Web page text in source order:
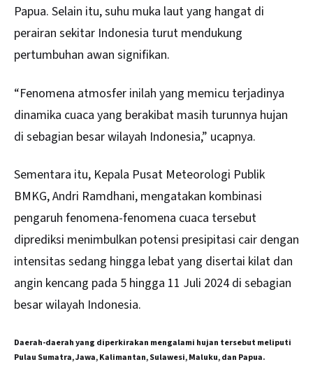
Papua. Selain itu, suhu muka laut yang hangat di
perairan sekitar Indonesia turut mendukung
pertumbuhan awan signifikan.
“Fenomena atmosfer inilah yang memicu terjadinya
dinamika cuaca yang berakibat masih turunnya hujan
di sebagian besar wilayah Indonesia,” ucapnya.
Sementara itu, Kepala Pusat Meteorologi Publik
BMKG, Andri Ramdhani, mengatakan kombinasi
pengaruh fenomena-fenomena cuaca tersebut
diprediksi menimbulkan potensi presipitasi cair dengan
intensitas sedang hingga lebat yang disertai kilat dan
angin kencang pada 5 hingga 11 Juli 2024 di sebagian
besar wilayah Indonesia.
Daerah-daerah yang diperkirakan mengalami hujan tersebut meliputi
Pulau Sumatra, Jawa, Kalimantan, Sulawesi, Maluku, dan Papua.